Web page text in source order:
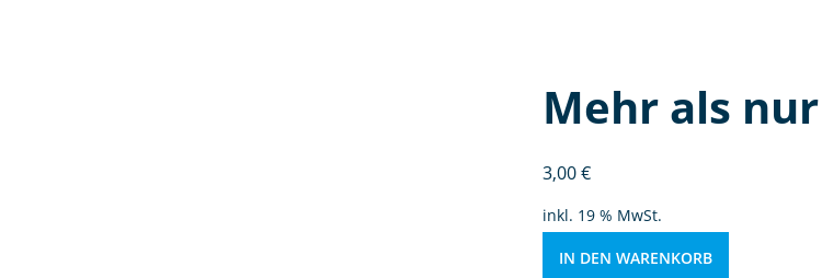
Mehr als nur
3,00€
inkl. 19 % MwSt.
e
h
al
n
IN DEN WARENKORB